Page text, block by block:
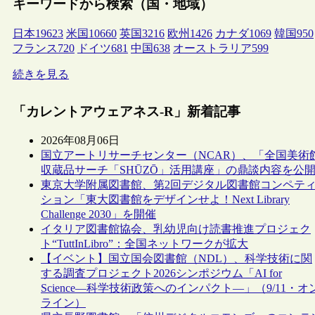
キーワードから検索（国・地域）
日本19623 米国 10660 英国3216 欧州 1426 カナダ1069 韓国950
フランス720 ドイツ681 中国638 オーストラリア599
続きを見る
「カレントアウェアネス-R」新着記事
2026年08月06日
国立アートリサーチセンター（NCAR）、「全国美術
収蔵品サーチ「SHŪZŌ」活用講座」の鼎談内容を公開
東京大学附属図書館、第2回デジタル図書館コンペティ
ション「東大図書館をデザインせよ！Next Library
Challenge 2030」を開催
イタリア図書館協会、乳幼児向け読書推進プロジェク
ト“TuttInLibro”：全国ネットワークが拡大
【イベント】国立国会図書館（NDL）、科学技術に関
する調査プロジェクト2026シンポジウム「AI for
Science―科学技術政策へのインパクト―」（9/11・オ
ライン）